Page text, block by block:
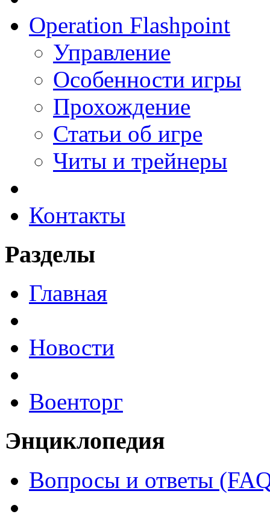
Operation Flashpoint
Управление
Особенности игры
Прохождение
Статьи об игре
Читы и трейнеры
Контакты
Разделы
Главная
Новости
Военторг
Энциклопедия
Вопросы и ответы